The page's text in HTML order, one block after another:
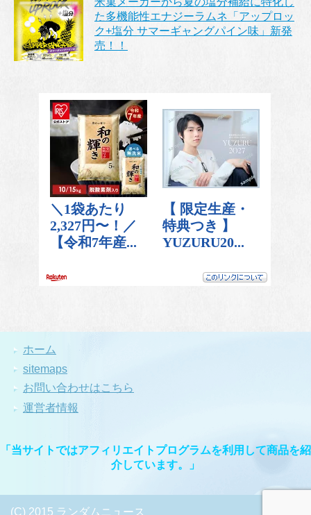
た多機能性エナジーラムネ「アップロッ
ク+塩分 サマーギャングパイン味」新発
売！！
ホーム
sitemaps
お問い合わせはこちら
運営者情報
「当サイトではアフィリエイトプログラムを利用して商品を紹
介しています。」
(C) 2015 ランダムニュース